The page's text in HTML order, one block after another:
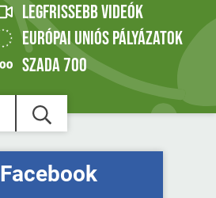
LEGFRISSEBB VIDEÓK
EURÓPAI UNIÓS PÁLYÁZATOK
SZADA 700
Facebook